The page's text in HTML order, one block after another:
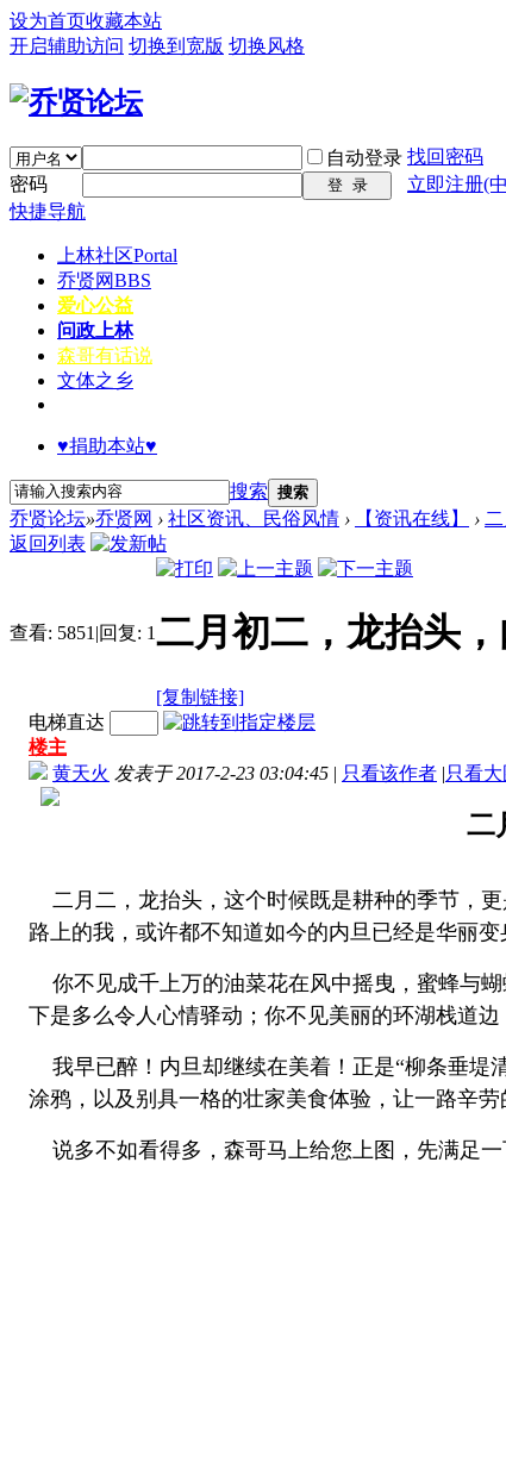
设为首页收藏本站
开启辅助访问 切换到宽版 切换风格
自动登录 找回密码
密码
登 录
立即注册(
快捷导航
上林社区Portal
乔贤网BBS
爱心公益
问政上林
森哥有话说
文体之乡
♥捐助本站♥
搜索 搜索
乔贤论坛»乔贤网 › 社区资讯、民俗风情 › 【资讯在线】 ›
返回列表
查看: 5851 |回复: 1二月初二，龙抬头，
[复制链接]
电梯直达
楼主
黄天火 发表于 2017-2-23 03:04:45 | 只看该作者 |只看大
二
二月二，龙抬头，这个时候既是耕种的季节，
路上的我，或许都不知道如今的内旦已经是华丽
你不见成千上万的油菜花在风中摇曳，蜜蜂与
下是多么令人心情驿动；你不见美丽的环湖栈道
我早已醉！内旦却继续在美着！正是“柳条垂堤
涂鸦，以及别具一格的壮家美食体验，让一路辛
说多不如看得多，森哥马上给您上图，先满足一